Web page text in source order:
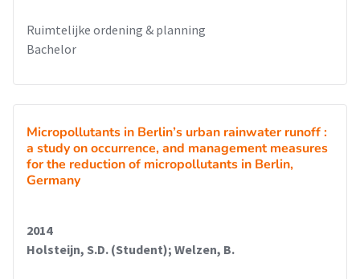
Ruimtelijke ordening & planning
Bachelor
Micropollutants in Berlin’s urban rainwater runoff :
a study on occurrence, and management measures
for the reduction of micropollutants in Berlin,
Germany
2014
Holsteijn, S.D. (Student); Welzen, B.